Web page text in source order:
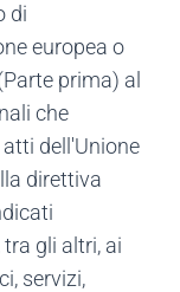
di
europea o
prima) al
che
dell'Unione
direttiva
tra gli altri, ai
servizi,